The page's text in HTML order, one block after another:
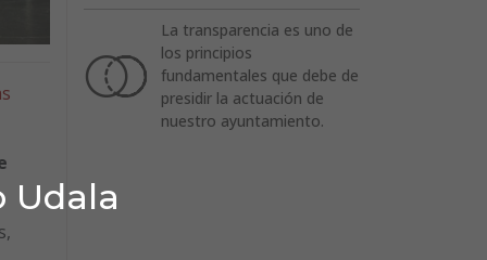
Udala
La transparencia es uno de
los principios
fundamentales que debe de
presidir la actuación de
nuestro ayuntamiento.